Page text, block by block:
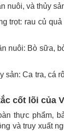
nuôi, và thủy
trọt: rau củ
nuôi: Bò sữa,
sản: Ca tra, cá
cốt lõi của
thực phẩm,
và truy xuất